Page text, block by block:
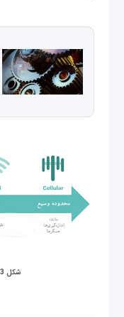
شکل 3 - ناهمگونی شبکه‌های بی‌سیم